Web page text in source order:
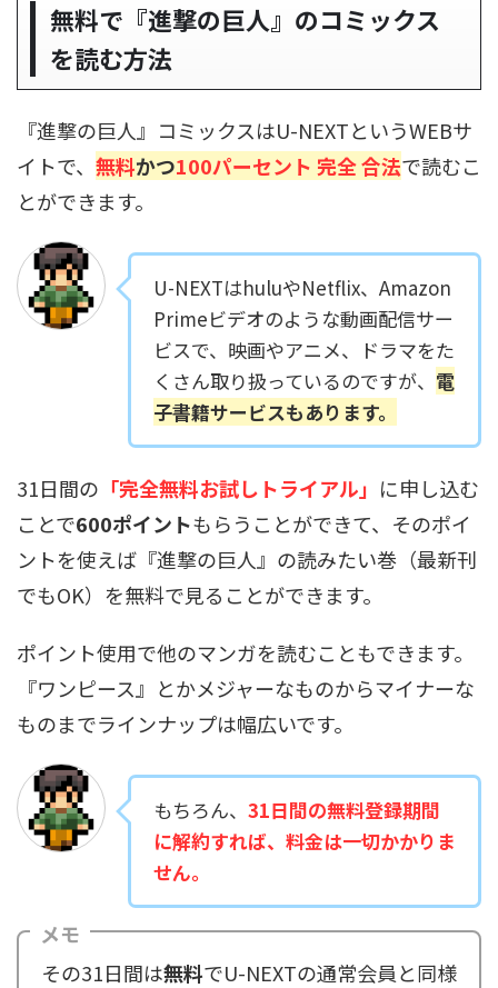
無料で『進撃の巨人』のコミックス
を読む方法
『進撃の巨人』コミックスはU-NEXTというWEBサ
イトで、 無料かつ100パーセント 完全 合法で読むこ
とができます。
U-NEXTはhuluやNetflix、Amazon
Primeビデオのような動画配信サー
ビスで、映画やアニメ、ドラマをた
くさん取り扱っているのですが、 電
子書籍サービスもあります。
31日間の 「完全無料お試しトライアル」 に申し込む
ことで600ポイントもらうことができて、そのポイ
ントを使えば『進撃の巨人』の読みたい巻（最新刊
でもOK）を無料で見ることができます。
ポイント使用で他のマンガを読むこともできます。
『ワンピース』とかメジャーなものからマイナーな
ものまでラインナップは幅広いです。
もちろん、 31日間の無料登録期間
に解約すれば、料金は一切かかりま
せん。
メモ
その31日間は無料でU-NEXTの通常会員と同様